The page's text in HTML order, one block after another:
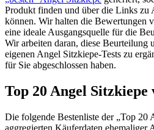
Produkt finden und über die Links zu
können. Wir halten die Bewertungen
eine ideale Ausgangsquelle für die
Wir arbeiten daran, diese Beurteilung
eigenen Angel Sitzkiepe-Tests zu
für Sie abgeschlossen haben.
Top 20 Angel Sitzkiepe
Die folgende Bestenliste der „Top 20